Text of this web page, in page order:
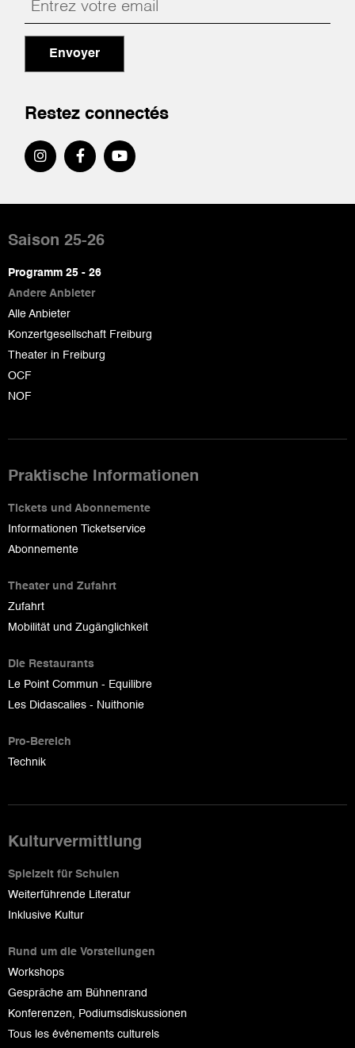
Envoyer
Restez connectés
de
page
Saison 25-26
Programm 25 - 26
Andere Anbieter
Alle Anbieter
Konzertgesellschaft Freiburg
Theater in Freiburg
OCF
NOF
Praktische Informationen
Tickets und Abonnemente
Informationen Ticketservice
Abonnemente
Theater und Zufahrt
Zufahrt
Mobilität und Zugänglichkeit
Die Restaurants
Le Point Commun - Equilibre
Les Didascalies - Nuithonie
Pro-Bereich
Technik
Kulturvermittlung
Spielzeit für Schulen
Weiterführende Literatur
Inklusive Kultur
Rund um die Vorstellungen
Workshops
Gespräche am Bühnenrand
Konferenzen, Podiumsdiskussionen
Tous les événements culturels